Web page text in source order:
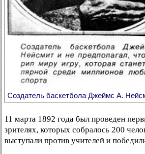
Создатель баскетбола Джеймс А.
11 марта 1892 года был проведен
зрителях, которых собралось 200
выступали против учителей и